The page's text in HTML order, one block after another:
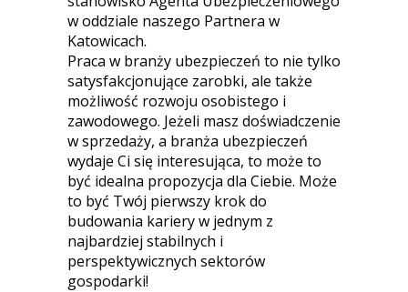
w oddziale naszego Partnera w
Katowicach.
Praca w branży ubezpieczeń to nie tylko
satysfakcjonujące zarobki, ale także
możliwość rozwoju osobistego i
zawodowego. Jeżeli masz doświadczenie
w sprzedaży, a branża ubezpieczeń
wydaje Ci się interesująca, to może to
być idealna propozycja dla Ciebie. Może
to być Twój pierwszy krok do
budowania kariery w jednym z
najbardziej stabilnych i
perspektywicznych sektorów
gospodarki!